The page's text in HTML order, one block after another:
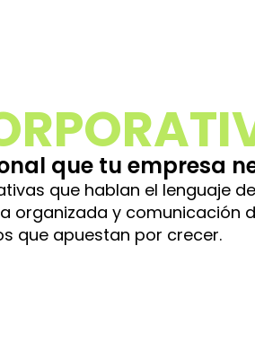
que tu empresa
que hablan el lenguaje
organizada y comunicación
que apuestan por crecer.